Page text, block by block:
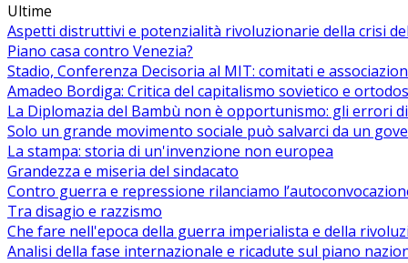
Ultime
Aspetti distruttivi e potenzialità rivoluzionarie della crisi
Piano casa contro Venezia?
Stadio, Conferenza Decisoria al MIT: comitati e
Amadeo Bordiga: Critica del capitalismo sovietico e
La Diplomazia del Bambù non è opportunismo: gli errori
Solo un grande movimento sociale può salvarci da un
La stampa: storia di un'invenzione non europea
Grandezza e miseria del sindacato
Contro guerra e repressione rilanciamo
Tra disagio e razzismo
Che fare nell'epoca della guerra imperialista e della
Analisi della fase internazionale e ricadute sul piano